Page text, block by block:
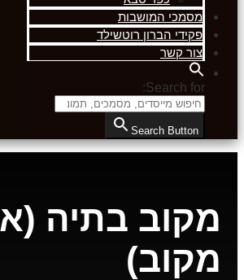
מסמכי המושבות
פקידי הברון רוטשילד
צור קשר
Search for:
Search Button
מקוב בתיה
מקוב)